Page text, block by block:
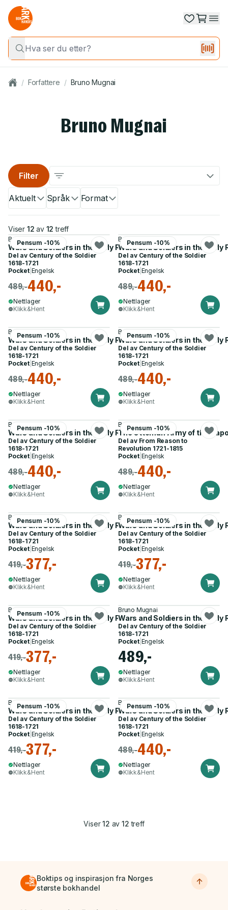
/ Forfattere / Bruno Mugnai
Bruno Mugnai
Aktuelt Språk Format
Filter
Viser 12 av 12 treff
Pensum -10%
Bruno Mugnai
Wars and Soldiers in the Early Reign of Louis XIV
Del av Century of the Soldier
1618-1721
Pocket| Engelsk
489,-440,-
Nettlager
Klikk&Hent
Pensum -10%
Bruno Mugnai
Wars and Soldiers in the Early
Del av Century of the Soldier
1618-1721
Pocket| Engelsk
489,-440,-
Nettlager
Klikk&Hent
Pensum -10%
Bruno Mugnai
Wars and Soldiers in the Early Reign of Louis XIV
Del av Century of the Soldier
1618-1721
Pocket| Engelsk
489,-440,-
Nettlager
Klikk&Hent
Pensum -10%
Bruno Mugnai
Wars and Soldiers in the Early
Del av Century of the Soldier
1618-1721
Pocket| Engelsk
489,-440,-
Nettlager
Klikk&Hent
Pensum -10%
Bruno Mugnai
Wars and Soldiers in the Early Reign of Louis XIV
Del av Century of the Soldier
1618-1721
Pocket| Engelsk
489,-440,-
Nettlager
Klikk&Hent
Pensum -10%
Bruno Mugnai
The Ottoman Army of the
Del av From Reason to
Revolution 1721-1815
Pocket| Engelsk
489,-440,-
Nettlager
Klikk&Hent
Pensum -10%
Bruno Mugnai
Wars and Soldiers in the Early Reign of Louis XIV
Del av Century of the Soldier
1618-1721
Pocket| Engelsk
419,-377,-
Nettlager
Klikk&Hent
Pensum -10%
Bruno Mugnai
Wars and Soldiers in the Early
Del av Century of the Soldier
1618-1721
Pocket| Engelsk
419,-377,-
Nettlager
Klikk&Hent
Pensum -10%
Bruno Mugnai
Wars and Soldiers in the Early Reign of Louis XIV
Del av Century of the Soldier
1618-1721
Pocket| Engelsk
419,-377,-
Nettlager
Klikk&Hent
Bruno Mugnai
Wars and Soldiers in the Early
Del av Century of the Soldier
1618-1721
Pocket| Engelsk
489,-
Nettlager
Klikk&Hent
Pensum -10%
Bruno Mugnai
Wars and Soldiers in the Early Reign of Louis XIV
Del av Century of the Soldier
1618-1721
Pocket| Engelsk
419,-377,-
Nettlager
Klikk&Hent
Pensum -10%
Bruno Mugnai
Wars and Soldiers in the Early
Del av Century of the Soldier
1618-1721
Pocket| Engelsk
489,-440,-
Nettlager
Klikk&Hent
Viser12 av 12 treff
Boktips og inspirasjon fra Norges
største bokhandel